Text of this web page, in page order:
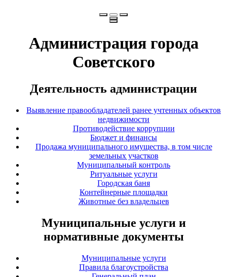
Администрация города
Советского
Деятельность администрации
Выявление правообладателей ранее учтенных объектов
недвижимости
Противодействие коррупции
Бюджет и финансы
Продажа муниципального имущества, в том числе
земельных участков
Муниципальный контроль
Ритуальные услуги
Городская баня
Контейнерные площадки
Животные без владельцев
Муниципальные услуги и
нормативные документы
Муниципальные услуги
Правила благоустройства